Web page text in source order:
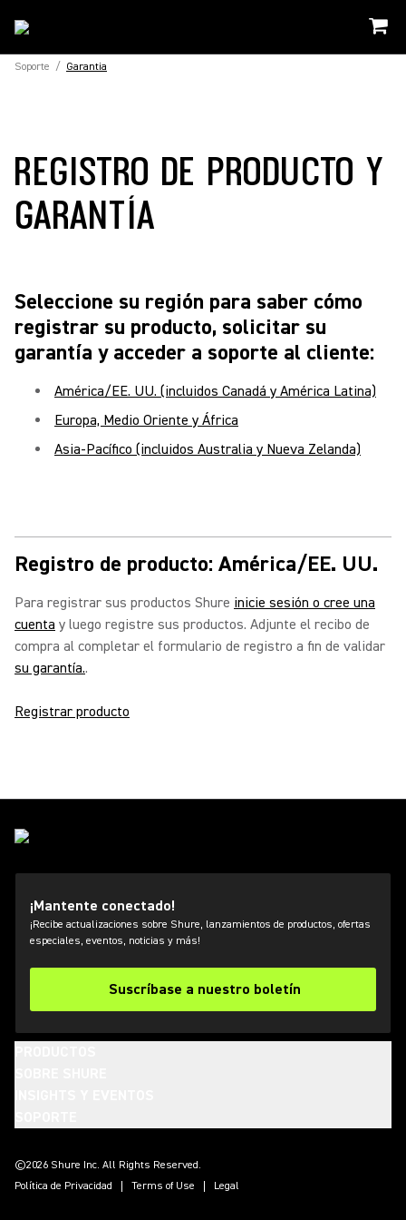
Soporte / Garantia
REGISTRO DE PRODUCTO Y
GARANTÍA
Seleccione su región para saber cómo
registrar su producto, solicitar su
garantía y acceder a soporte al cliente:
América/EE. UU. (incluidos Canadá y América Latina)
Europa, Medio Oriente y África
Asia-Pacífico (incluidos Australia y Nueva Zelanda)
Registro de producto: América/EE. UU.
Para registrar sus productos Shure inicie sesión o cree una
cuenta y luego registre sus productos. Adjunte el recibo de
compra al completar el formulario de registro a fin de validar
su garantía..
Registrar producto
¡Mantente conectado!
¡Recibe actualizaciones sobre Shure, lanzamientos de productos, ofertas
especiales, eventos, noticias y más!
Suscríbase a nuestro boletín
©2026 Shure Inc. All Rights Reserved.
Política de Privacidad
Terms of Use Legal